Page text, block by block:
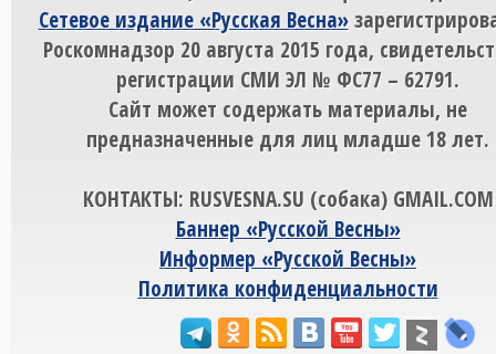
Сетевое издание «Русская Весна»
Роскомнадзор 20 августа 2015 года,
регистрации СМИ ЭЛ № ФС77 – 62791.
Сайт может содержать материалы, не
предназначенные для лиц младше 18 лет.
КОНТАКТЫ: RUSVESNA.SU (собака) GMAIL.COM
Баннер «Русской Весны»
Информер «Русской Весны»
Политика конфиденциальности